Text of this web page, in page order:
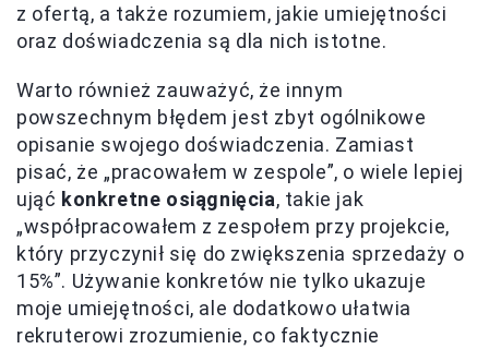
z ofertą, a także rozumiem, jakie umiejętności
oraz doświadczenia są dla nich istotne.
Warto również zauważyć, że innym
powszechnym błędem jest zbyt ogólnikowe
opisanie swojego doświadczenia. Zamiast
pisać, że „pracowałem w zespole”, o wiele lepiej
ująć konkretne osiągnięcia, takie jak
„współpracowałem z zespołem przy projekcie,
który przyczynił się do zwiększenia sprzedaży o
15%”. Używanie konkretów nie tylko ukazuje
moje umiejętności, ale dodatkowo ułatwia
rekruterowi zrozumienie, co faktycznie